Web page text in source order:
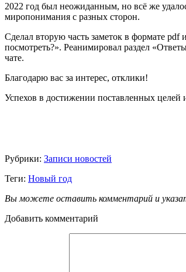
2022 год был неожиданным, но всё же
миропонимания с разных сторон.
Сделал вторую часть заметок в формате
посмотреть?». Реанимировал раздел
чате.
Благодарю вас за интерес, отклики!
Успехов в достижении поставленных целей
Рубрики: Записи новостей
Теги: Новый год
Вы можете оставить комментарий и
Добавить комментарий